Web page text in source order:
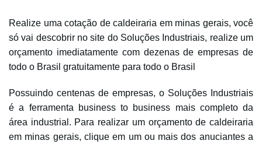
Realize uma cotação de caldeiraria em minas gerais, você
só vai descobrir no site do Soluções Industriais, realize um
orçamento imediatamente com dezenas de empresas de
todo o Brasil gratuitamente para todo o Brasil
Possuindo centenas de empresas, o Soluções Industriais
é a ferramenta business to business mais completo da
área industrial. Para realizar um orçamento de caldeiraria
em minas gerais, clique em um ou mais dos anuciantes a